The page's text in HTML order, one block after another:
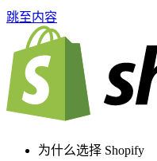
跳至内容
为什么选择 Shopify